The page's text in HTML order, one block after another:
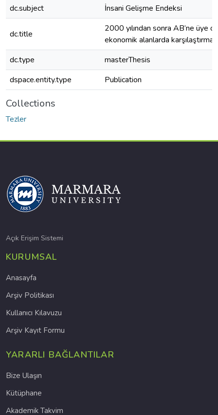
dc.subject
İnsani Gelişme Endeksi
dc.title
2000 yılından sonra AB’ne üye
ekonomik alanlarda
dc.type
masterThesis
dspace.entity.type
Publication
Collections
Tezler
Açık Erişim Sistemi
KURUMSAL
Anasayfa
Arşiv Politikası
Kullanıcı Kılavuzu
Arşiv Kayıt Formu
YARARLI BAĞLANTILAR
Bize Ulaşın
Kütüphane
Akademik Takvim